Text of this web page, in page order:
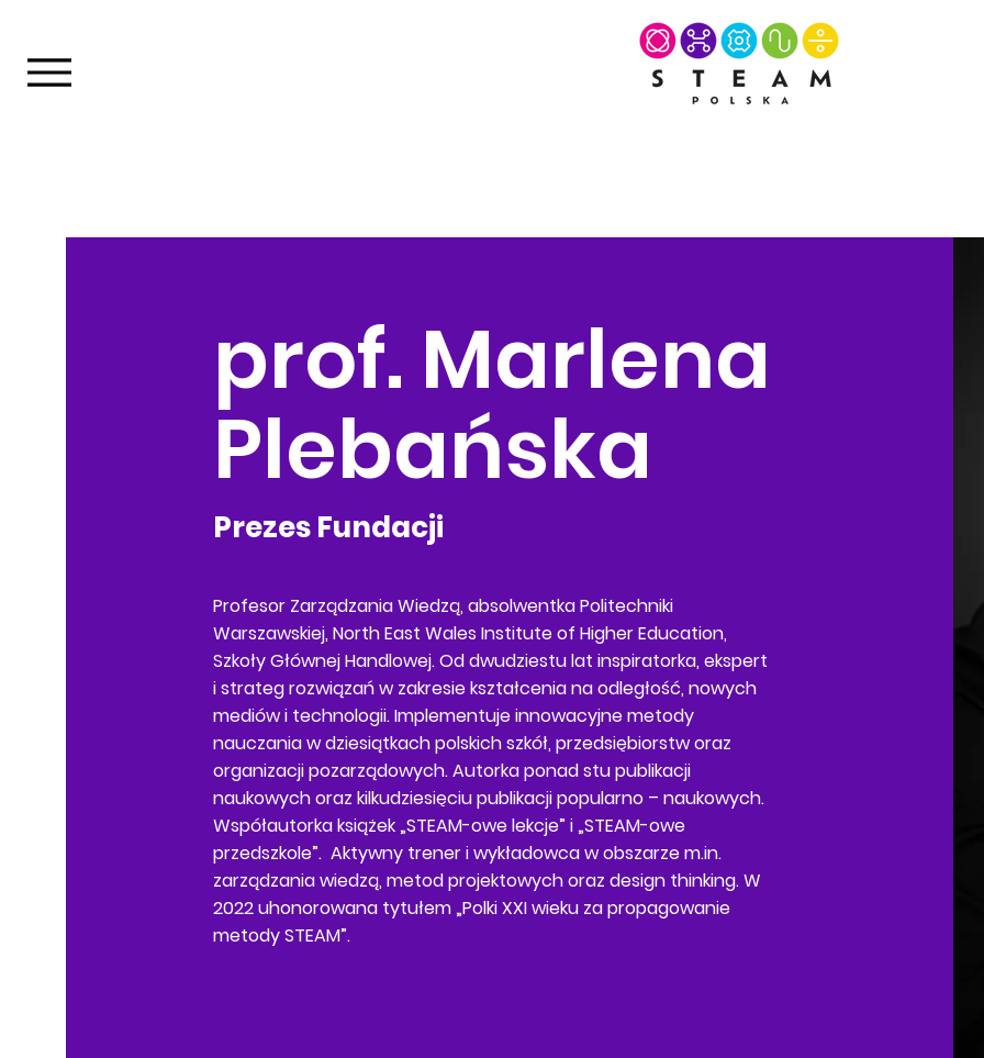
prof. Marlena
Plebańska
Prezes Fundacji
Profesor Zarządzania Wiedzą, absolwentka Politechniki
Warszawskiej, North East Wales Institute of Higher Education,
Szkoły Głównej Handlowej. Od dwudziestu lat inspiratorka, ekspert
i strateg rozwiązań w zakresie kształcenia na odległość, nowych
mediów i technologii. Implementuje innowacyjne metody
nauczania w dziesiątkach polskich szkół, przedsiębiorstw oraz
organizacji pozarządowych. Autorka ponad stu publikacji
naukowych oraz kilkudziesięciu publikacji popularno – naukowych.
Współautorka książek „STEAM-owe lekcje” i „STEAM-owe
przedszkole”. Aktywny trener i wykładowca w obszarze m.in.
zarządzania wiedzą, metod projektowych oraz design thinking. W
2022 uhonorowana tytułem „Polki XXI wieku za propagowanie
metody STEAM”.